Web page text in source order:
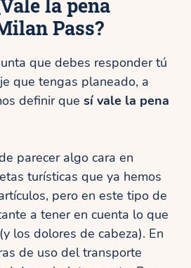
la pena
Pass?
que debes responder tú
que tengas planeado, a
definir que sí vale la pena
parecer algo cara en
turísticas que ya hemos
pero en este tipo de
a tener en cuenta lo que
los dolores de cabeza). En
de uso del transporte